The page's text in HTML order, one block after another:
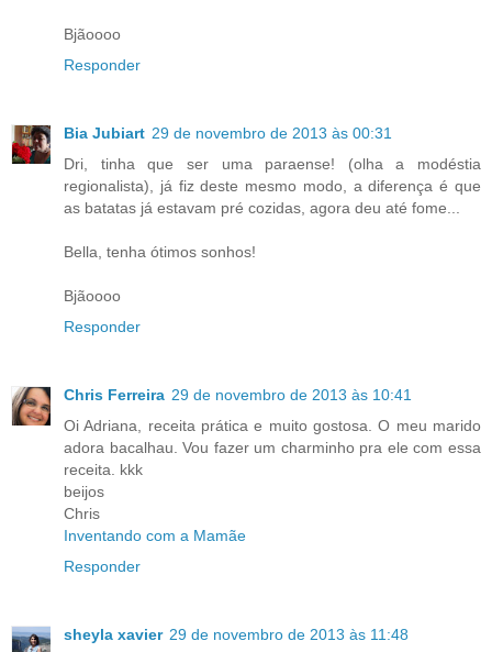
Bjãoooo
Responder
Bia Jubiart 29 de novembro de 2013 às 00:31
Dri, tinha que ser uma paraense! (olha a modéstia
regionalista), já fiz deste mesmo modo, a diferença é que
as batatas já estavam pré cozidas, agora deu até fome...
Bella, tenha ótimos sonhos!
Bjãoooo
Responder
Chris Ferreira 29 de novembro de 2013 às 10:41
Oi Adriana, receita prática e muito gostosa. O meu marido
adora bacalhau. Vou fazer um charminho pra ele com essa
receita. kkk
beijos
Chris
Inventando com a Mamãe
Responder
sheyla xavier 29 de novembro de 2013 às 11:48